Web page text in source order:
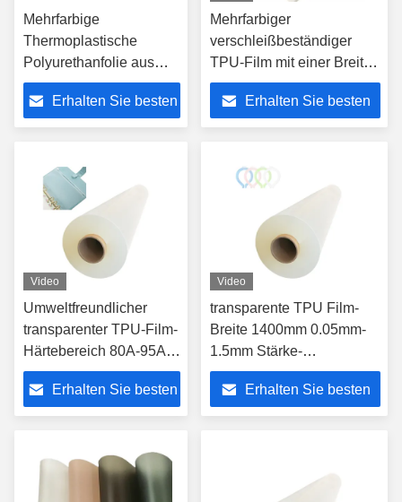
Mehrfarbige
Thermoplastische
Polyurethanfolie aus
TPU
Erhalten Sie besten
Mehrfarbiger
verschleißbeständiger
TPU-Film mit einer Breite
von 1400 mm zum Schutz
der Umwelt
Erhalten Sie besten
Video
Umweltfreundlicher
transparenter TPU-Film-
Härtebereich 80A-95A
für Fußbekleidung
Erhalten Sie besten
Video
transparente TPU Film-
Breite 1400mm 0.05mm-
1.5mm Stärke-
kundengerecht
Erhalten Sie besten